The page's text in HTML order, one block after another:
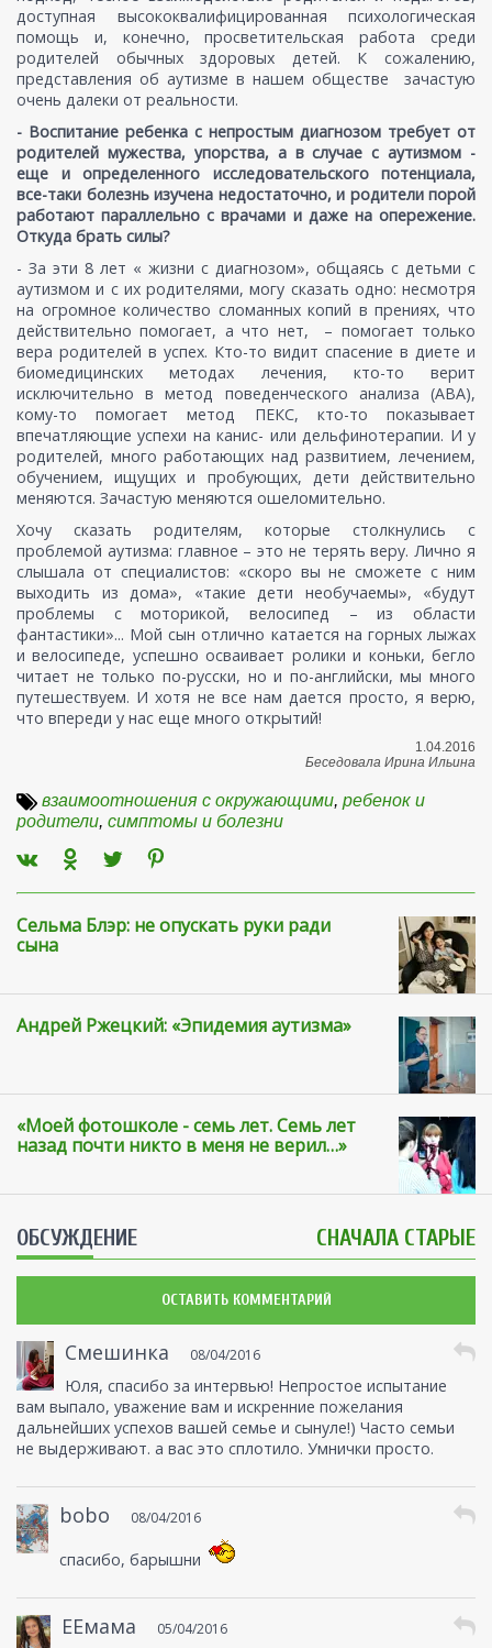
доступная высококвалифицированная психологическая
помощь и, конечно, просветительская работа среди
родителей обычных здоровых детей. К сожалению,
представления об аутизме в нашем обществе зачастую
очень далеки от реальности.
- Воспитание ребенка с непростым диагнозом требует от
родителей мужества, упорства, а в случае с аутизмом -
еще и определенного исследовательского потенциала,
все-таки болезнь изучена недостаточно, и родители порой
работают параллельно с врачами и даже на опережение.
Откуда брать силы?
- За эти 8 лет « жизни с диагнозом», общаясь с детьми с
аутизмом и с их родителями, могу сказать одно: несмотря
на огромное количество сломанных копий в прениях, что
действительно помогает, а что нет, – помогает только
вера родителей в успех. Кто-то видит спасение в диете и
биомедицинских методах лечения, кто-то верит
исключительно в метод поведенческого анализа (АВА),
кому-то помогает метод ПЕКС, кто-то показывает
впечатляющие успехи на канис- или дельфинотерапии. И у
родителей, много работающих над развитием, лечением,
обучением, ищущих и пробующих, дети действительно
меняются. Зачастую меняются ошеломительно.
Хочу сказать родителям, которые столкнулись с
проблемой аутизма: главное – это не терять веру. Лично я
слышала от специалистов: «скоро вы не сможете с ним
выходить из дома», «такие дети необучаемы», «будут
проблемы с моторикой, велосипед – из области
фантастики»... Мой сын отлично катается на горных лыжах
и велосипеде, успешно осваивает ролики и коньки, бегло
читает не только по-русски, но и по-английски, мы много
путешествуем. И хотя не все нам дается просто, я верю,
что впереди у нас еще много открытий!
1.04.2016
Беседовала Ирина Ильина
взаимоотношения с окружающими, ребенок и
родители, симптомы и болезни
Сельма Блэр: не опускать руки ради
сына
Андрей Ржецкий: «Эпидемия аутизма»
«Моей фотошколе - семь лет. Семь лет
назад почти никто в меня не верил…»
ОБСУЖДЕНИЕ СНАЧАЛА СТАРЫЕ
ОСТАВИТЬ КОММЕНТАРИЙ
Смешинка 08/04/2016
Юля, спасибо за интервью! Непростое испытание
вам выпало, уважение вам и искренние пожелания
дальнейших успехов вашей семье и сынуле!) Часто семьи
не выдерживают. а вас это сплотило. Умнички просто.
bobo 08/04/2016
спасибо, барышни
ЕЕмама 05/04/2016